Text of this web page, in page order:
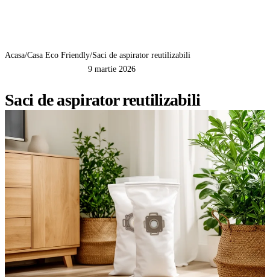
Acasa/Casa Eco Friendly/Saci de aspirator reutilizabili
CASA ECO FRIENDLY9 martie 2026
Saci de aspirator reutilizabili